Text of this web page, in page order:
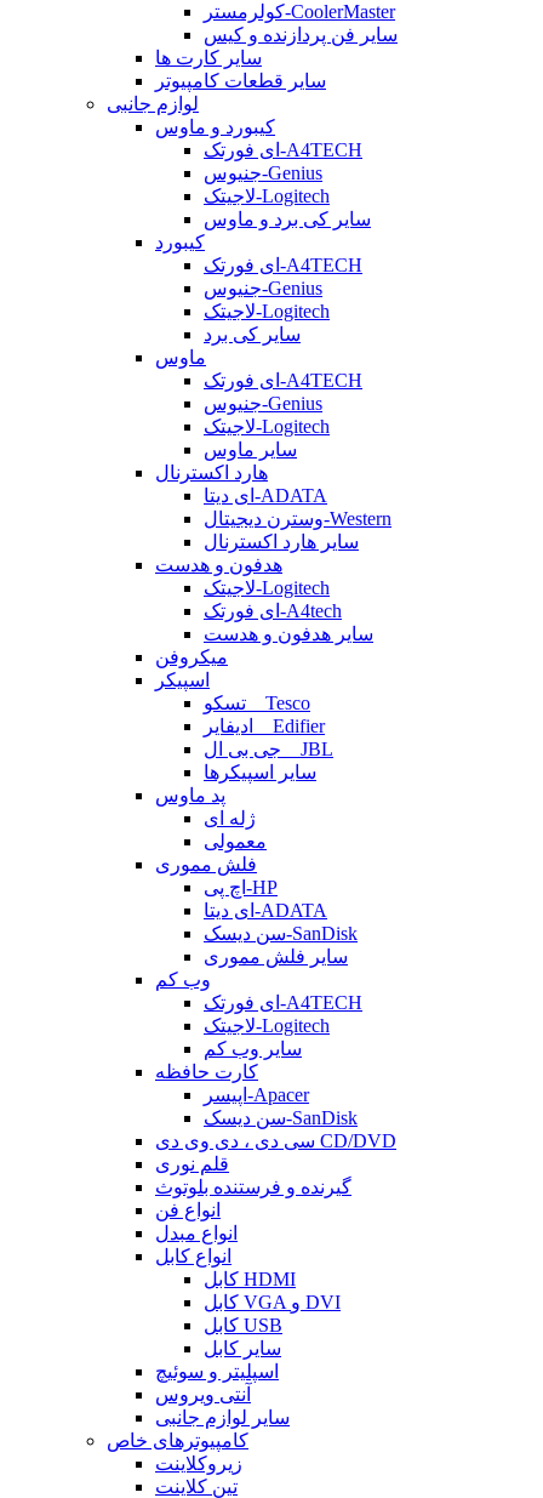
کولرمستر-CoolerMaster
سایر فن پردازنده و کیس
سایر کارت ها
سایر قطعات کامپیوتر
لوازم جانبی
کیبورد و ماوس
ای فورتک-A4TECH
جنیوس-Genius
لاجیتک-Logitech
سایر کی برد و ماوس
کیبورد
ای فورتک-A4TECH
جنیوس-Genius
لاجیتک-Logitech
سایر کی برد
ماوس
ای فورتک-A4TECH
جنیوس-Genius
لاجیتک-Logitech
سایر ماوس
هارد اکسترنال
ای دیتا-ADATA
وسترن دیجیتال-Western
سایر هارد اکسترنال
هدفون و هدست
لاجیتک-Logitech
ای فورتک-A4tech
سایر هدفون و هدست
میکروفن
اسپیکر
تسکو _ Tesco
ادیفایر _ Edifier
جی بی ال _ JBL
سایر اسپیکرها
پد ماوس
ژله ای
معمولی
فلش مموری
اچ پی-HP
ای دیتا-ADATA
سن دیسک-SanDisk
سایر فلش مموری
وب کم
ای فورتک-A4TECH
لاجیتک-Logitech
سایر وب کم
کارت حافظه
اپیسر-Apacer
سن دیسک-SanDisk
سی دی ، دی وی دی CD/DVD
قلم نوری
گیرنده و فرستنده بلوتوث
انواع فن
انواع مبدل
انواع کابل
کابل HDMI
کابل VGA و DVI
کابل USB
سایر کابل
اسپلیتر و سوئیچ
آنتی ویروس
سایر لوازم جانبی
کامپیوترهای خاص
زیروکلاینت
تین کلاینت